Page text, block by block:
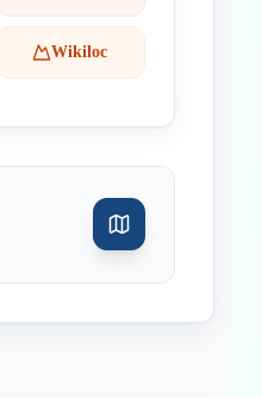
Wikiloc